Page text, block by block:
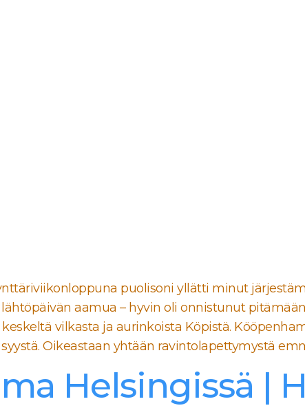
puolisoni yllätti minut
aamua – hyvin oli onnistunut pitämään
vilkasta ja aurinkoista Köpistä.
Oikeastaan yhtään ravintolapettymystä
Helsingissä |